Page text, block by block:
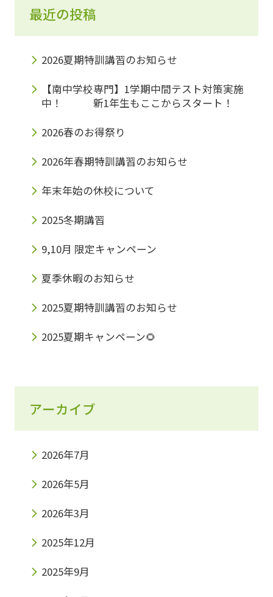
最近の投稿
2026夏期特訓講習のお知らせ
【南中学校専門】1学期中間テスト対策実施
中！ 新1年生もここからスタート！
2026春のお得祭り
2026年春期特訓講習のお知らせ
年末年始の休校について
2025冬期講習
9,10月 限定キャンペーン
夏季休暇のお知らせ
2025夏期特訓講習のお知らせ
2025夏期キャンペーン🌻
アーカイブ
2026年7月
2026年5月
2026年3月
2025年12月
2025年9月